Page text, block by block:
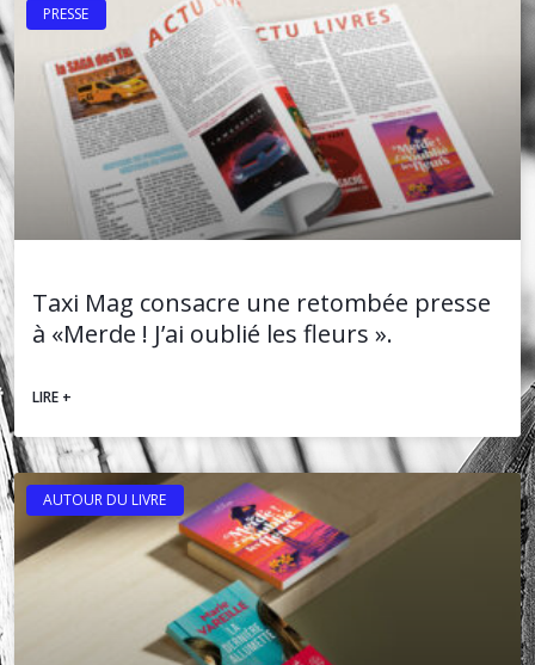
PRESSE
Taxi Mag consacre une retombée presse
à «Merde ! J’ai oublié les fleurs ».
LIRE +
AUTOUR DU LIVRE